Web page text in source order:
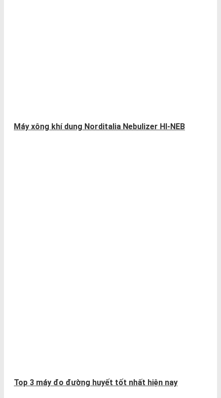
Máy xông khí dung Norditalia Nebulizer HI-NEB
Top 3 máy đo đường huyết tốt nhất hiện nay